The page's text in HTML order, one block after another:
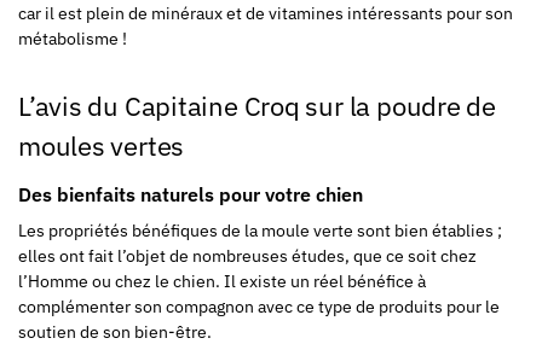
car il est plein de minéraux et de vitamines intéressants pour son
métabolisme !
L’avis du Capitaine Croq sur la poudre de
moules vertes
Des bienfaits naturels pour votre chien
Les propriétés bénéfiques de la moule verte sont bien établies ;
elles ont fait l’objet de nombreuses études, que ce soit chez
l’Homme ou chez le chien. Il existe un réel bénéfice à
complémenter son compagnon avec ce type de produits pour le
soutien de son bien-être.